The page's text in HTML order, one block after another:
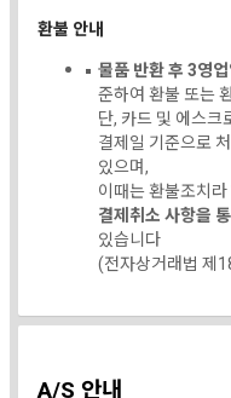
환불 안내
물품 반환 후 3영
준하여 환불 또는
단, 카드 및 에스크
결제일 기준으로
있으며,
이때는 환불조치
결제취소 사항을
있습니다
(전자상거래법 제
A/S 안내